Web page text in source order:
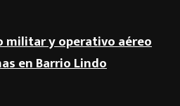
militar y operativo aéreo
en Barrio Lindo